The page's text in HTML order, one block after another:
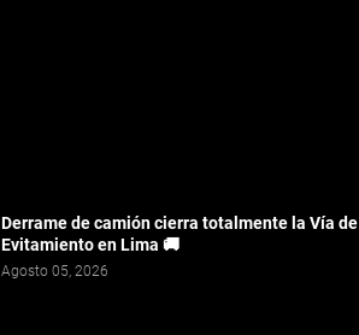
Derrame de camión cierra totalmente la Vía de
Evitamiento en Lima 🚚
Agosto 05, 2026